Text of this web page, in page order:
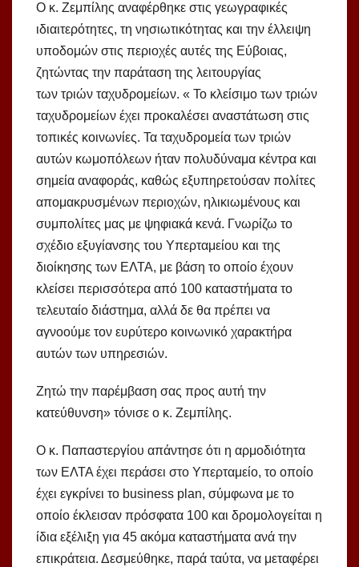
Ο κ. Ζεμπίλης αναφέρθηκε στις γεωγραφικές
ιδιαιτερότητες, τη νησιωτικότητας και την έλλειψη
υποδομών στις περιοχές αυτές της Εύβοιας,
ζητώντας την παράταση της λειτουργίας
των τριών ταχυδρομείων. « Το κλείσιμο των τριών
ταχυδρομείων έχει προκαλέσει αναστάτωση στις
τοπικές κοινωνίες. Τα ταχυδρομεία των τριών
αυτών κωμοπόλεων ήταν πολυδύναμα κέντρα και
σημεία αναφοράς, καθώς εξυπηρετούσαν πολίτες
απομακρυσμένων περιοχών, ηλικιωμένους και
συμπολίτες μας με ψηφιακά κενά. Γνωρίζω το
σχέδιο εξυγίανσης του Υπερταμείου και της
διοίκησης των ΕΛΤΑ, με βάση το οποίο έχουν
κλείσει περισσότερα από 100 καταστήματα το
τελευταίο διάστημα, αλλά δε θα πρέπει να
αγνοούμε τον ευρύτερο κοινωνικό χαρακτήρα
αυτών των υπηρεσιών.
Ζητώ την παρέμβαση σας προς αυτή την
κατεύθυνση» τόνισε ο κ. Ζεμπίλης.
Ο κ. Παπαστεργίου απάντησε ότι η αρμοδιότητα
των ΕΛΤΑ έχει περάσει στο Υπερταμείο, το οποίο
έχει εγκρίνει το business plan, σύμφωνα με το
οποίο έκλεισαν πρόσφατα 100 και δρομολογείται η
ίδια εξέλιξη για 45 ακόμα καταστήματα ανά την
επικράτεια. Δεσμεύθηκε, παρά ταύτα, να μεταφέρει